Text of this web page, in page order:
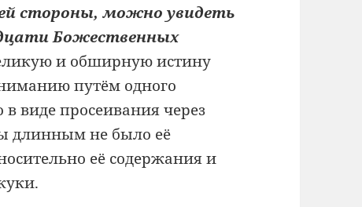
стороны, можно увидеть
Божественных
и обширную истину
путём одного
виде просеивания через
длинным не было её
её содержания и